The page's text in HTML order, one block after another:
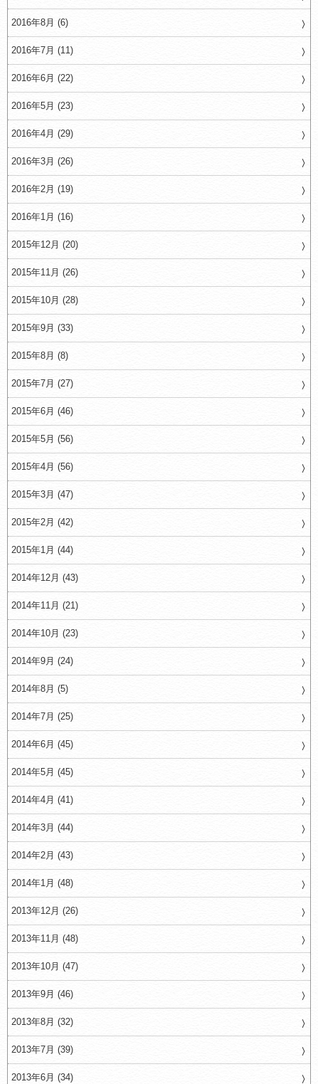
2016年8月 (6)
2016年7月 (11)
2016年6月 (22)
2016年5月 (23)
2016年4月 (29)
2016年3月 (26)
2016年2月 (19)
2016年1月 (16)
2015年12月 (20)
2015年11月 (26)
2015年10月 (28)
2015年9月 (33)
2015年8月 (8)
2015年7月 (27)
2015年6月 (46)
2015年5月 (56)
2015年4月 (56)
2015年3月 (47)
2015年2月 (42)
2015年1月 (44)
2014年12月 (43)
2014年11月 (21)
2014年10月 (23)
2014年9月 (24)
2014年8月 (5)
2014年7月 (25)
2014年6月 (45)
2014年5月 (45)
2014年4月 (41)
2014年3月 (44)
2014年2月 (43)
2014年1月 (48)
2013年12月 (26)
2013年11月 (48)
2013年10月 (47)
2013年9月 (46)
2013年8月 (32)
2013年7月 (39)
2013年6月 (34)